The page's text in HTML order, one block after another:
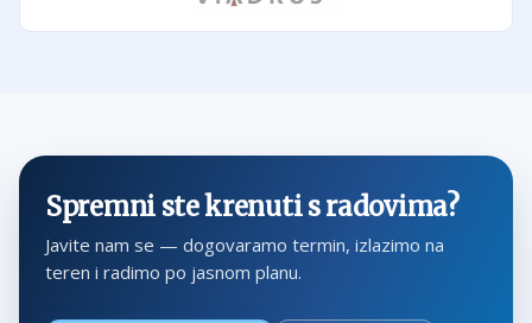
Spremni ste krenuti s radovima?
Javite nam se — dogovaramo termin, izlazimo na
teren i radimo po jasnom planu.